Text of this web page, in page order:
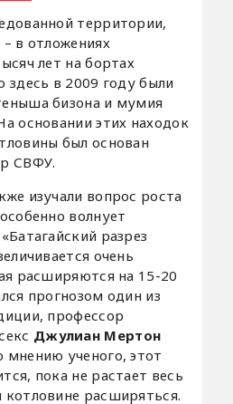
территории,
в отложениях
лет на бортах
здесь в 2009 году были
бизона и мумия
основании этих находок
был основан
СВФУ.
изучали вопрос роста
волнует
разрез
очень
расширяются на 15-20
прогнозом один из
профессор
Джулиан Мертон
мнению ученого, этот
пока не растает весь
расширяться.